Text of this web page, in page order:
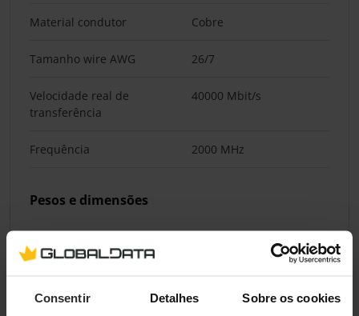
Consentir Detalhes Sobre os cookies
Material condutor Cobre
Tamanho wire AWG 26/7
Velocidade real de
transferência
40000 Mbit/s
Frequência 2000 MHz
Pesos e dimensões